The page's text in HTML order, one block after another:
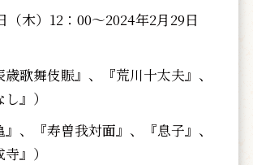
（木）12：00～2024年2月29日
歌舞伎賑』、『荒川十太夫』、
』）
、『寿曽我対面』、『息子』、
』）